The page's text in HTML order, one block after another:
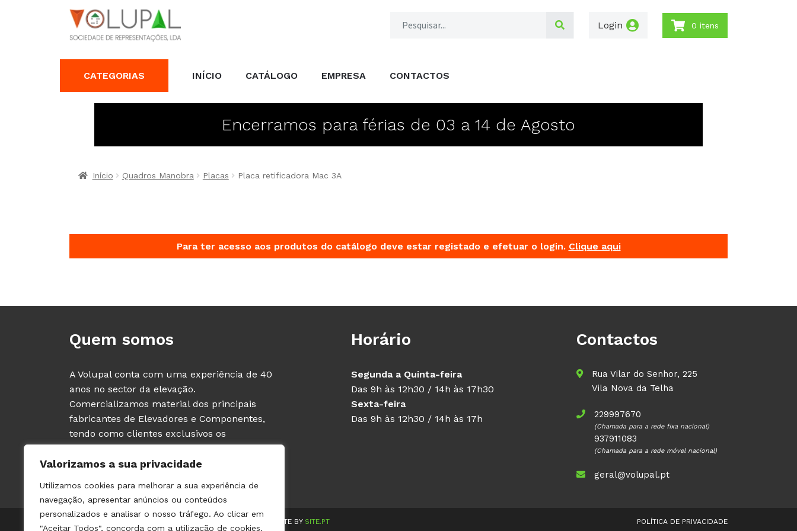
Valorizamos a sua privacidade
Utilizamos cookies para melhorar a sua experiência de
navegação, apresentar anúncios ou conteúdos
personalizados e analisar o nosso tráfego. Ao clicar em
"Aceitar Todos", concorda com a utilização de cookies.
Login 0 itens
CATEGORIAS INÍCIO CATÁLOGO EMPRESA CONTACTOS
Encerramos para férias de 03 a 14 de Agosto
Início Quadros Manobra Placas Placa retificadora Mac 3A
Para ter acesso aos produtos do catálogo deve estar registado e efetuar o login. Clique aqui
Quem somos
A Volupal conta com uma experiência de 40
anos no sector da elevação.
Comercializamos material dos principais
fabricantes de Elevadores e Componentes,
tendo como clientes exclusivos os
PROFISSIONAIS deste sector (fabricantes e
instaladores de ascensores).
Horário
Segunda a Quinta-feira
Das 9h às 12h30 / 14h às 17h30
Sexta-feira
Das 9h às 12h30 / 14h às 17h
Contactos
Rua Vilar do Senhor, 225
Vila Nova da Telha
229997670
(Chamada para a rede fixa nacional)
937911083
(Chamada para a rede móvel nacional)
geral@volupal.pt
© 2021 VOLUPAL | TODOS OS DIREITOS RESERVADOS | WEBSITE BY SITE.PT POLÍTICA DE PRIVACIDADE